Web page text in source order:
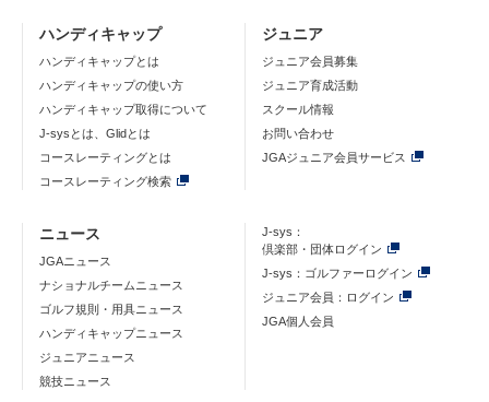
ハンディキャップ
ハンディキャップとは
ハンディキャップの使い方
ハンディキャップ取得について
J-sysとは、Glidとは
コースレーティングとは
コースレーティング検索
ジュニア
ジュニア会員募集
ジュニア育成活動
スクール情報
お問い合わせ
JGAジュニア会員サービス
ニュース
JGAニュース
ナショナルチームニュース
ゴルフ規則・用具ニュース
ハンディキャップニュース
ジュニアニュース
競技ニュース
J-sys：
倶楽部・団体ログイン
J-sys：ゴルファーログイン
ジュニア会員：ログイン
JGA個人会員